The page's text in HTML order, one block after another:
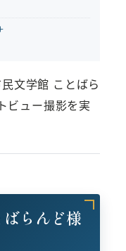
文学館 ことばら
ビュー撮影を実
らんど様